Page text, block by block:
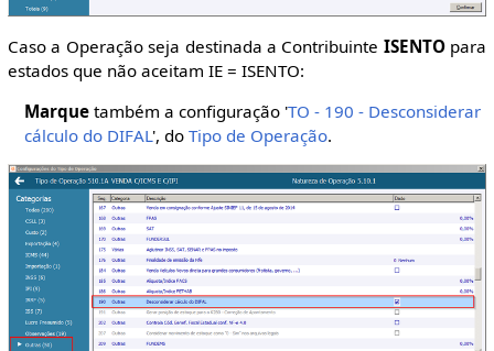
Caso a Operação seja destinada a Contribuinte ISENTOpara
estados que não aceitam IE = ISENTO:
Marque também a configuração 'TO - 190 - Desconsiderar
cálculo do DIFAL', doTipo de Operação.